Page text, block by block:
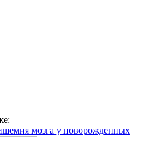
мозга у новорожденных